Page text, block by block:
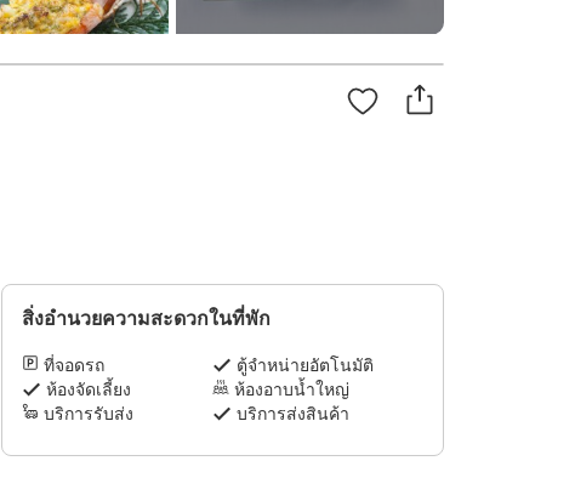
สิ่งอำนวยความสะดวกในที่พัก
ที่จอดรถ
ตู้จำหน่ายอัตโนมัติ
ห้องจัดเลี้ยง
ห้องอาบน้ำใหญ่
บริการรับส่ง
บริการส่งสินค้า